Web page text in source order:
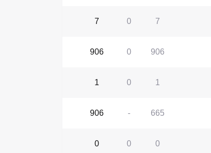
7
0
7
906
0
906
1
0
1
665
-
906
0
0
0